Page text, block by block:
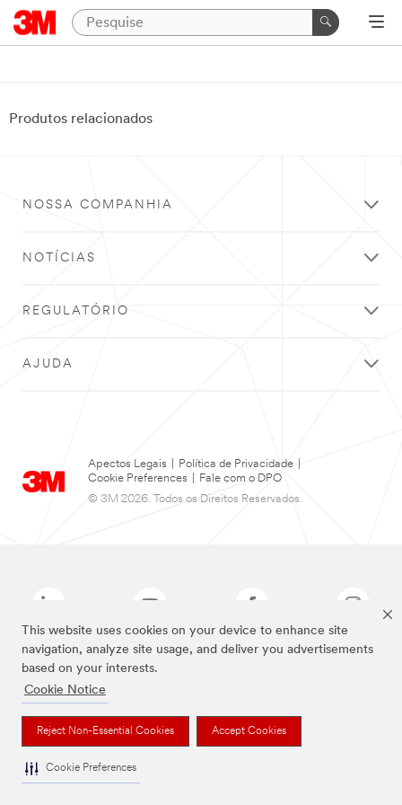
This website uses cookies on your device to enhance site
navigation, analyze site usage, and deliver you advertisements
based on your interests.
Cookie Notice
Reject Non-Essential Cookies Accept Cookies
Cookie Preferences
Produtos relacionados
NOSSA COMPANHIA
NOTÍCIAS
REGULATÓRIO
AJUDA
Apectos Legais Política de Privacidade
Cookie Preferences
Fale com o DPO
© 3M 2026. Todos os Direitos Reservados.
As marcas listadas a cima são marcas comerciais da 3M.